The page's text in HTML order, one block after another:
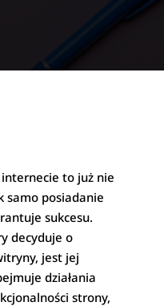
to już nie
samo posiadanie
sukcesu.
decyduje o
jest jej
działania
strony,